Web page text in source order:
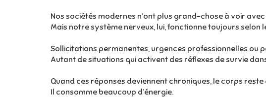
Nos sociétés modernes n’ont plus grand-chose à voir
Mais notre système nerveux, lui, fonctionne toujours selon
Sollicitations permanentes, urgences professionnelles ou
Autant de situations qui activent des réflexes de survie
Quand ces réponses deviennent chroniques, le corps reste
Il consomme beaucoup d’énergie.